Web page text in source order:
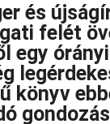
és
felét
egy
könyv